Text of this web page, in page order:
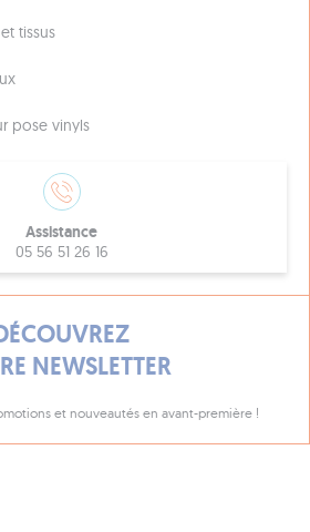
tissus
pose vinyls
Assistance
05 56 51 26 16
NEWSLETTER
et nouveautés en avant-première !